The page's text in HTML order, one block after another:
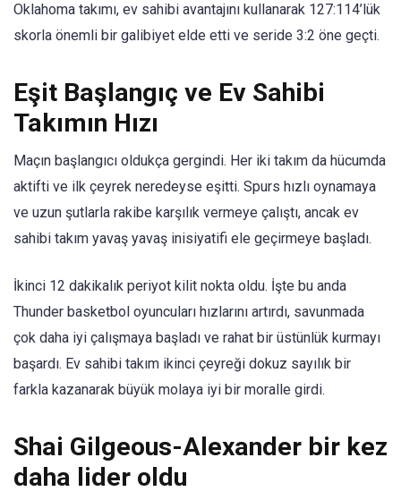
Oklahoma takımı, ev sahibi avantajını kullanarak 127:114’lük
skorla önemli bir galibiyet elde etti ve seride 3:2 öne geçti.
Eşit Başlangıç ​​ve Ev Sahibi
Takımın Hızı
Maçın başlangıcı oldukça gergindi. Her iki takım da hücumda
aktifti ve ilk çeyrek neredeyse eşitti. Spurs hızlı oynamaya
ve uzun şutlarla rakibe karşılık vermeye çalıştı, ancak ev
sahibi takım yavaş yavaş inisiyatifi ele geçirmeye başladı.
İkinci 12 dakikalık periyot kilit nokta oldu. İşte bu anda
Thunder basketbol oyuncuları hızlarını artırdı, savunmada
çok daha iyi çalışmaya başladı ve rahat bir üstünlük kurmayı
başardı. Ev sahibi takım ikinci çeyreği dokuz sayılık bir
farkla kazanarak büyük molaya iyi bir moralle girdi.
Shai Gilgeous-Alexander bir kez
daha lider oldu